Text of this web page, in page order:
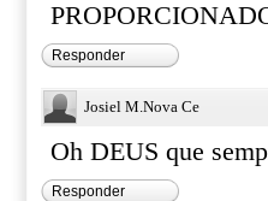
Responder
Josiel M.Nova Ce
Oh DEUS que
Responder